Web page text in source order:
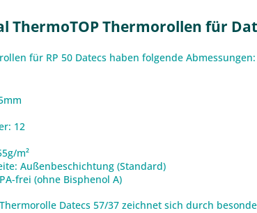
ThermoTOP Thermorollen für
für RP 50 Datecs haben folgende Abmessungen:
12
m²
Außenbeschichtung (Standard)
frei (ohne Bisphenol A)
Thermorolle Datecs 57/37 zeichnet sich durch